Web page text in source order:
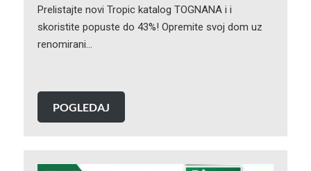
Prelistajte novi Tropic katalog TOGNANA i i
skoristite popuste do 43%! Opremite svoj dom uz
renomirani…
POGLEDAJ